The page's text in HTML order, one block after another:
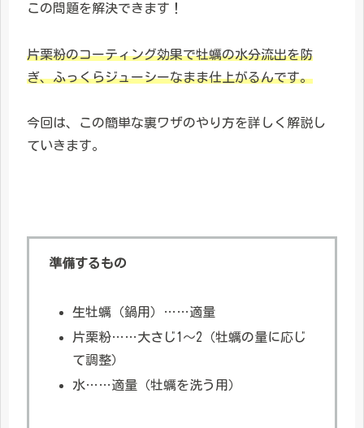
この問題を解決できます！
片栗粉のコーティング効果で牡蠣の水分流出を防
ぎ、ふっくらジューシーなまま仕上がるんです。
今回は、この簡単な裏ワザのやり方を詳しく解説し
ていきます。
準備するもの
生牡蠣（鍋用）……適量
片栗粉……大さじ1～2（牡蠣の量に応じ
て調整）
水……適量（牡蠣を洗う用）